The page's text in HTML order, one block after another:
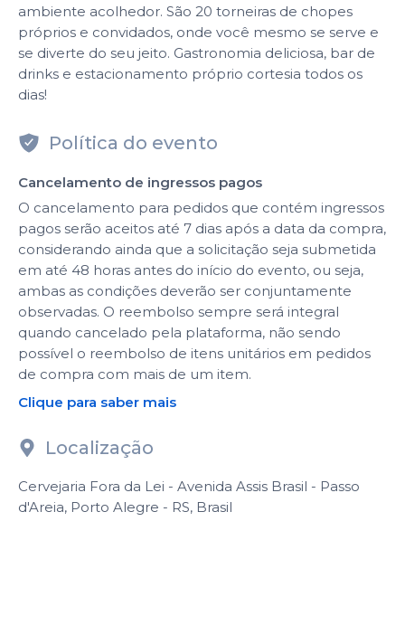
ambiente acolhedor. São 20 torneiras de chopes
próprios e convidados, onde você mesmo se serve e
se diverte do seu jeito. Gastronomia deliciosa, bar de
drinks e estacionamento próprio cortesia todos os
dias!
Política do evento
Cancelamento de ingressos pagos
O cancelamento para pedidos que contém ingressos
pagos serão aceitos até 7 dias após a data da compra,
considerando ainda que a solicitação seja submetida
em até 48 horas antes do início do evento, ou seja,
ambas as condições deverão ser conjuntamente
observadas. O reembolso sempre será integral
quando cancelado pela plataforma, não sendo
possível o reembolso de itens unitários em pedidos
de compra com mais de um item.
Clique para saber mais
Localização
Cervejaria Fora da Lei - Avenida Assis Brasil - Passo
d'Areia, Porto Alegre - RS, Brasil